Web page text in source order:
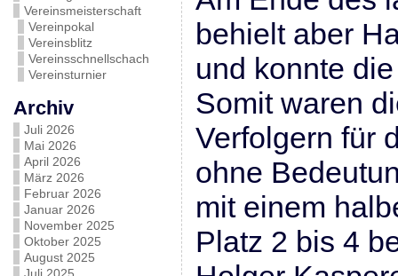
Vereinsmeisterschaft
Vereinpokal
Vereinsblitz
Vereinsschnellschach
Vereinsturnier
Archiv
Juli 2026
Mai 2026
April 2026
März 2026
Februar 2026
Januar 2026
November 2025
Oktober 2025
August 2025
behielt aber
und konnte
Somit waren
Verfolgern für
ohne
mit einem
Platz 2 bis 4